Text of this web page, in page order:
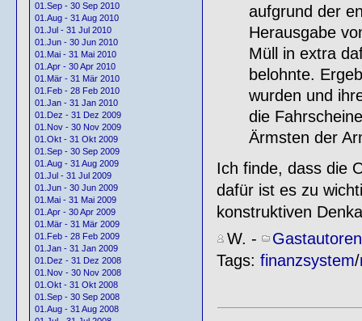
01.Sep - 30 Sep 2010
01.Aug - 31 Aug 2010
01.Jul - 31 Jul 2010
01.Jun - 30 Jun 2010
01.Mai - 31 Mai 2010
01.Apr - 30 Apr 2010
01.Mär - 31 Mär 2010
01.Feb - 28 Feb 2010
01.Jan - 31 Jan 2010
01.Dez - 31 Dez 2009
01.Nov - 30 Nov 2009
01.Okt - 31 Okt 2009
01.Sep - 30 Sep 2009
01.Aug - 31 Aug 2009
01.Jul - 31 Jul 2009
01.Jun - 30 Jun 2009
01.Mai - 31 Mai 2009
01.Apr - 30 Apr 2009
01.Mär - 31 Mär 2009
01.Feb - 28 Feb 2009
01.Jan - 31 Jan 2009
01.Dez - 31 Dez 2008
01.Nov - 30 Nov 2008
01.Okt - 31 Okt 2008
01.Sep - 30 Sep 2008
01.Aug - 31 Aug 2008
aufgrund der
Herausgabe
Müll in extra
belohnte.
wurden und
die
Ärmsten der
Ich finde, dass die
dafür ist es zu
konstruktiven
W. - Gastautoren
Tags: finanzsystem/